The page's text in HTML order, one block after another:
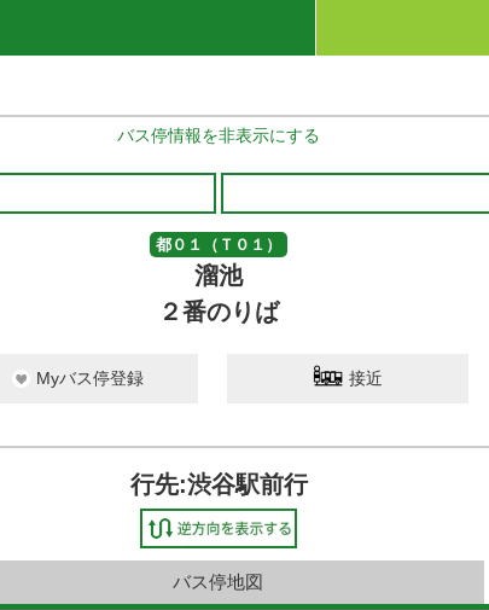
バス停情報を非表示にする
都０１（Ｔ０１）
溜池
２番のりば
Myバス停登録 接近
行先:渋谷駅前行
バス停地図